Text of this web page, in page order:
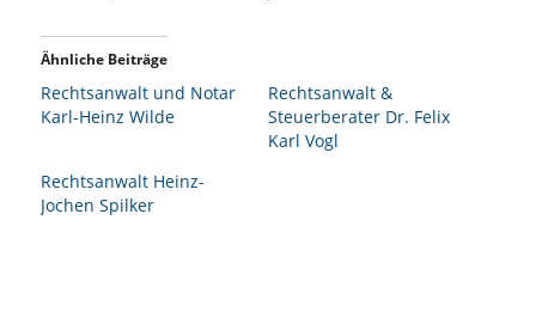
Ähnliche Beiträge
Rechtsanwalt und Notar
Karl-Heinz Wilde
Rechtsanwalt &
Steuerberater Dr. Felix
Karl Vogl
Rechtsanwalt Heinz-
Jochen Spilker